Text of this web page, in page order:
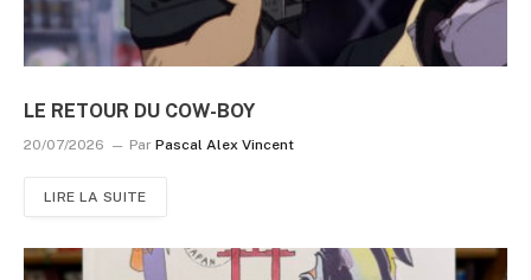
LE RETOUR DU COW-BOY
20/07/2026 Par Pascal Alex Vincent
LIRE LA SUITE